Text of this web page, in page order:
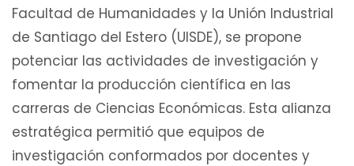
Facultad de Humanidades y la Unión Industrial
de Santiago del Estero (UISDE), se propone
potenciar las actividades de investigación y
fomentar la producción científica en las
carreras de Ciencias Económicas. Esta alianza
estratégica permitió que equipos de
investigación conformados por docentes y